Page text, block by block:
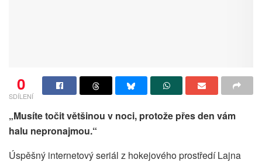
0
SDÍLENÍ
„Musíte točit většinou v noci, protože přes den vám
halu nepronajmou.“
Úspěšný internetový seriál z hokejového prostředí Lajna